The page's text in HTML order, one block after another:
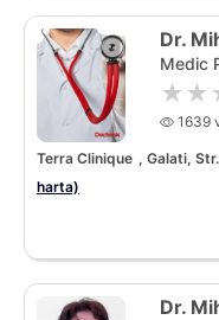
Dr.
Medic
1639
Terra Clinique , Galati,
harta)
Dr.